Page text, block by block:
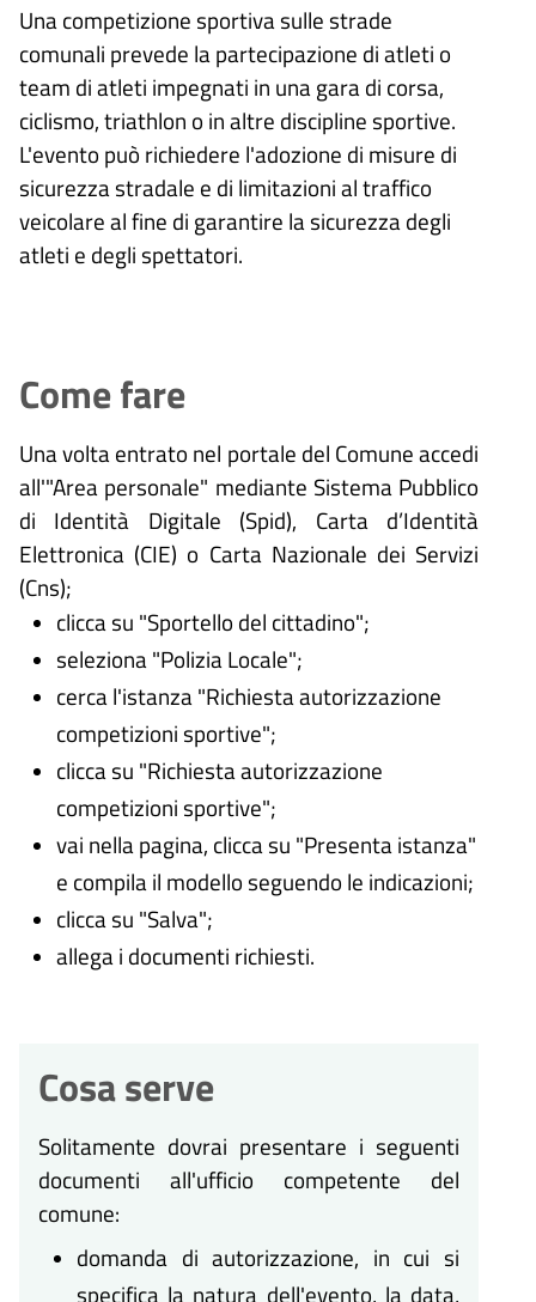
Una competizione sportiva sulle strade
comunali prevede la partecipazione di atleti o
team di atleti impegnati in una gara di corsa,
ciclismo, triathlon o in altre discipline sportive.
L'evento può richiedere l'adozione di misure di
sicurezza stradale e di limitazioni al traffico
veicolare al fine di garantire la sicurezza degli
atleti e degli spettatori.
Come fare
Una volta entrato nel portale del Comune accedi
all'"Area personale" mediante Sistema Pubblico
di Identità Digitale (Spid), Carta d’Identità
Elettronica (CIE) o Carta Nazionale dei Servizi
(Cns);
clicca su "Sportello del cittadino";
seleziona "Polizia Locale";
cerca l'istanza "Richiesta autorizzazione
competizioni sportive";
clicca su "Richiesta autorizzazione
competizioni sportive";
vai nella pagina, clicca su "Presenta istanza"
e compila il modello seguendo le indicazioni;
clicca su "Salva";
allega i documenti richiesti.
Cosa serve
Solitamente dovrai presentare i seguenti
documenti all'ufficio competente del
comune:
domanda di autorizzazione, in cui si
specifica la natura dell'evento, la data,